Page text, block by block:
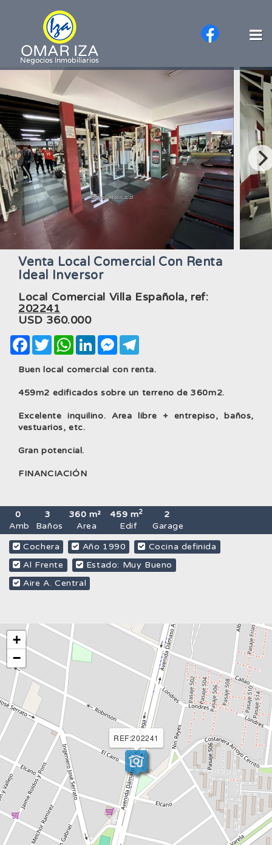
Venta Local Comercial Con Renta
Ideal Inversor
Local Comercial Villa Española, ref:
202241
USD 360.000
Facebook
TwitterWhatsApp
LinkedInMessenger
Buen local comercial con renta.
459m2 edificados sobre un terreno de 360m2.
Excelente inquilino. Area libre + entrepiso, baños,
vestuarios, etc.
Gran potencial.
FINANCIACIÓN
0
Amb
3
Baños
360 m²
Area
459 m2
Edif
2
Garage
Cochera
Año 1990
Cocina definida
Al Frente
Estado: Muy Bueno
Aire A. Central
REF:202241
+
−